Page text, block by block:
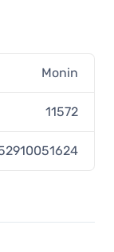
Monin
11572